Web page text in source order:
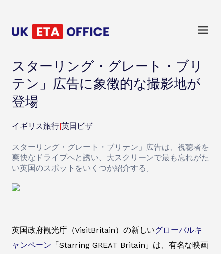
スターリング・グレート・ブリ
テン」広告に象徴的な撮影地が
登場
イギリス旅行|英国ビザ
スターリング・グレート・ブリテン」広告は、視聴者を
爽快なドライブへと誘い、大スクリーンで最も忘れがた
い英国のスポットをいくつか紹介する。
英国政府観光庁（VisitBritain）の新しいグローバルキ
ャンペーン 「Starring GREAT Britain」は、有名な映画